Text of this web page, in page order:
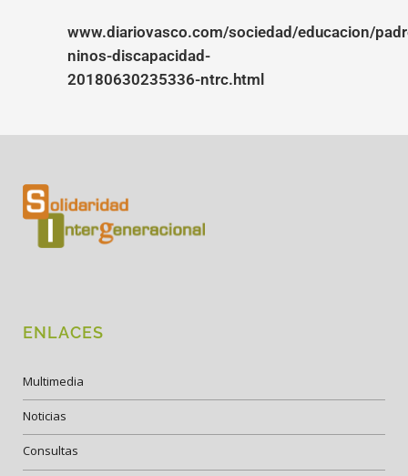
www.diariovasco.com/sociedad/educacion/
ninos-discapacidad-
20180630235336-ntrc.html
ENLACES
Multimedia
Noticias
Consultas